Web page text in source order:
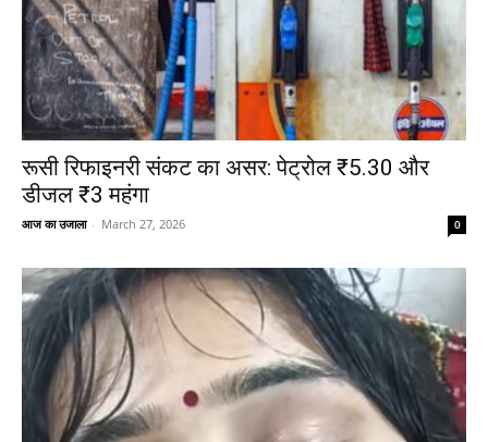
रूसी रिफाइनरी संकट का असर: पेट्रोल ₹5.30 और
डीजल ₹3 महंगा
आज का उजाला - March 27, 2026 0